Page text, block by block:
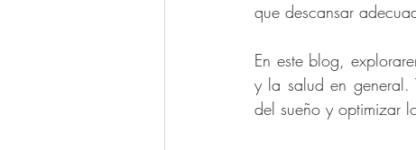
que descansar
En este blog,
y la salud en general.
del sueño y optimizar